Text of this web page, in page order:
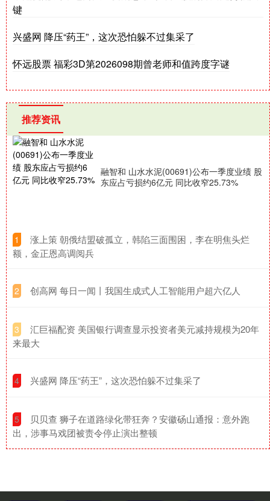
键
兴盛网 降压“药王”，这次恐怕躲不过集采了
怀远股票 福彩3D第2026098期曾老师和值跨度字谜
推荐资讯
融智和 山水水泥(00691)公布一季度业绩 股
东应占亏损约6亿元 同比收窄25.73%
1
​涨上策 朝俄结盟破孤立，韩陷三面围困，李在明焦头烂
额，金正恩高调阅兵
2 ​创高网 每日一闻丨我国生成式人工智能用户超六亿人
3
​汇巨福配资 美国银行调查显示投资者美元减持规模为20年
来最大
4 ​兴盛网 降压“药王”，这次恐怕躲不过集采了
5
​贝贝查 狮子在道路绿化带狂奔？安徽砀山通报：意外跑
出，涉事马戏团被责令停止演出整顿